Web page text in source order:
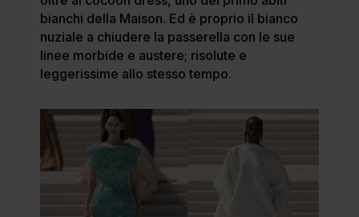
bianchi della Maison. Ed è proprio il bianco
nuziale a chiudere la passerella con le sue
linee morbide e austere; risolute e
leggerissime allo stesso tempo.